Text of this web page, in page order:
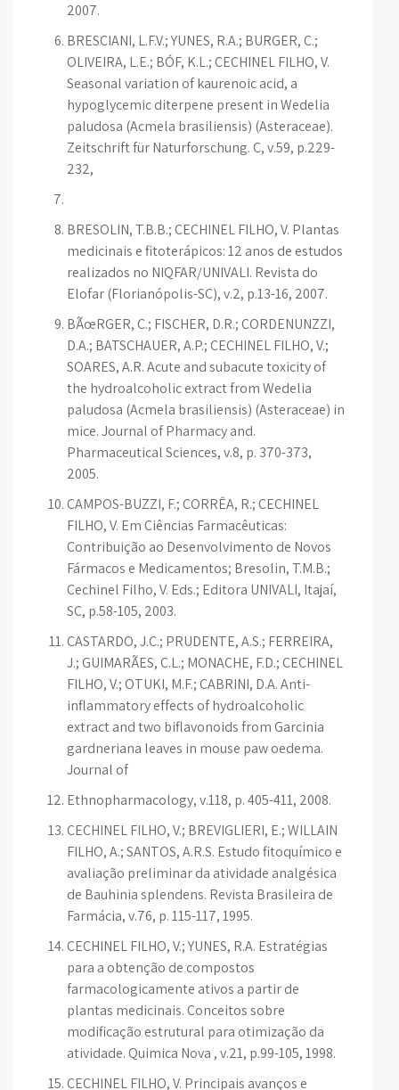
2007.
BRESCIANI, L.F.V.; YUNES, R.A.; BURGER, C.;
OLIVEIRA, L.E.; BÓF, K.L.; CECHINEL FILHO, V.
Seasonal variation of kaurenoic acid, a
hypoglycemic diterpene present in Wedelia
paludosa (Acmela brasiliensis) (Asteraceae).
Zeitschrift für Naturforschung. C, v.59, p.229-
232,
BRESOLIN, T.B.B.; CECHINEL FILHO, V. Plantas
medicinais e fitoterápicos: 12 anos de estudos
realizados no NIQFAR/UNIVALI. Revista do
Elofar (Florianópolis-SC), v.2, p.13-16, 2007.
BÃœRGER, C.; FISCHER, D.R.; CORDENUNZZI,
D.A.; BATSCHAUER, A.P.; CECHINEL FILHO, V.;
SOARES, A.R. Acute and subacute toxicity of
the hydroalcoholic extract from Wedelia
paludosa (Acmela brasiliensis) (Asteraceae) in
mice. Journal of Pharmacy and.
Pharmaceutical Sciences, v.8, p. 370-373,
2005.
CAMPOS-BUZZI, F.; CORRÊA, R.; CECHINEL
FILHO, V. Em Ciências Farmacêuticas:
Contribuição ao Desenvolvimento de Novos
Fármacos e Medicamentos; Bresolin, T.M.B.;
Cechinel Filho, V. Eds.; Editora UNIVALI, Itajaí,
SC, p.58-105, 2003.
CASTARDO, J.C.; PRUDENTE, A.S.; FERREIRA,
J.; GUIMARÃES, C.L.; MONACHE, F.D.; CECHINEL
FILHO, V.; OTUKI, M.F.; CABRINI, D.A. Anti-
inflammatory effects of hydroalcoholic
extract and two biflavonoids from Garcinia
gardneriana leaves in mouse paw oedema.
Journal of
Ethnopharmacology, v.118, p. 405-411, 2008.
CECHINEL FILHO, V.; BREVIGLIERI, E.; WILLAIN
FILHO, A.; SANTOS, A.R.S. Estudo fitoquímico e
avaliação preliminar da atividade analgésica
de Bauhinia splendens. Revista Brasileira de
Farmácia, v.76, p. 115-117, 1995.
CECHINEL FILHO, V.; YUNES, R.A. Estratégias
para a obtenção de compostos
farmacologicamente ativos a partir de
plantas medicinais. Conceitos sobre
modificação estrutural para otimização da
atividade. Quimica Nova , v.21, p.99-105, 1998.
CECHINEL FILHO, V. Principais avanços e